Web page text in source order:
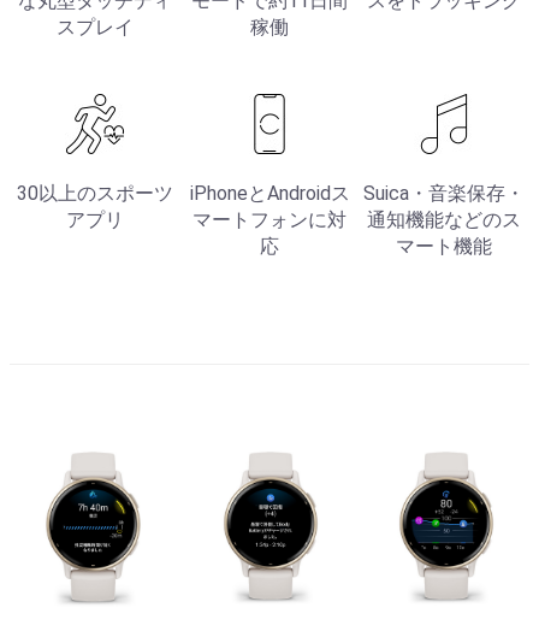
スプレイ
稼働
30以上のスポーツ
アプリ
iPhoneとAndroidス
マートフォンに対
応
Suica・音楽保存・
通知機能などのス
マート機能